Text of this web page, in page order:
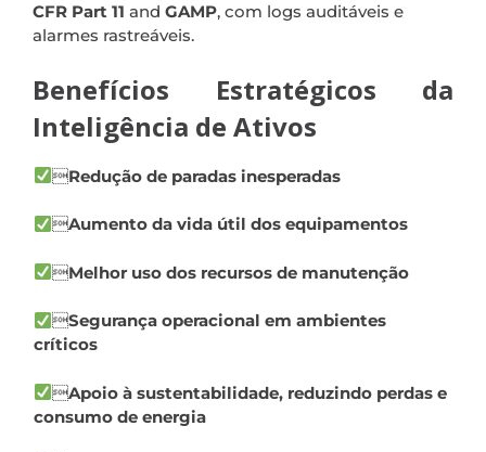
CFR Part 11 and GAMP, com logs auditáveis e
alarmes rastreáveis.
Benefícios Estratégicos da
Inteligência de Ativos
Redução de paradas inesperadas
Aumento da vida útil dos equipamentos
Melhor uso dos recursos de manutenção
Segurança operacional em ambientes
críticos
Apoio à sustentabilidade, reduzindo perdas e
consumo de energia